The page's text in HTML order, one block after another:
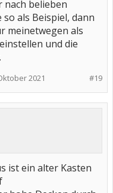
nach belieben
als Beispiel, dann
meinetwegen als
und die
#19
2021
ist ein alter Kasten